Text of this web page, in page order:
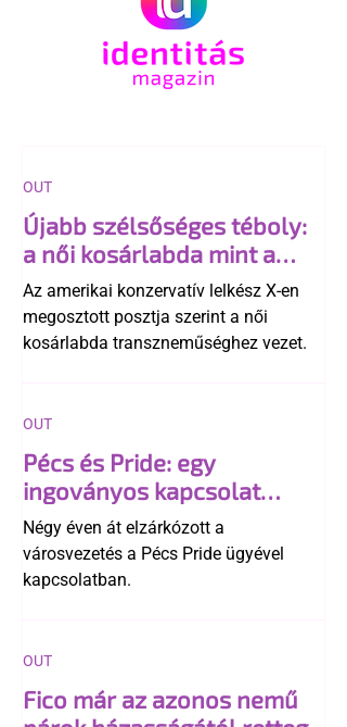
Újabb szélsőséges téboly:
a női kosárlabda mint a
"transzneműség kapuja"
Az amerikai konzervatív lelkész X-en
megosztott posztja szerint a női
kosárlabda transzneműséghez vezet.
OUT
Pécs és Pride: egy
ingoványos kapcsolat
története
Négy éven át elzárkózott a
városvezetés a Pécs Pride ügyével
kapcsolatban.
OUT
Fico már az azonos nemű
OUT